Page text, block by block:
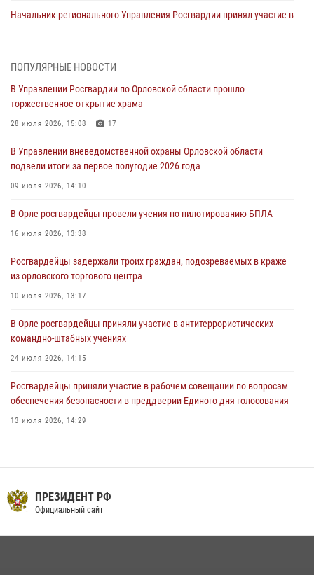
Начальник регионального Управления Росгвардии принял участие в
первое полугодие
05 августа 2026, 13:12
совершении противоправных действий
04 августа 2026, 14:21
04 августа 2026, 14:06
предоставлении госуслуг
03 августа 2026, 14:30
ПОПУЛЯРНЫЕ НОВОСТИ
В Управлении Росгвардии по Орловской области прошло
торжественное открытие храма
28 июля 2026, 15:08 17
В Управлении вневедомственной охраны Орловской области
подвели итоги за первое полугодие 2026 года
09 июля 2026, 14:10
В Орле росгвардейцы провели учения по пилотированию БПЛА
16 июля 2026, 13:38
Росгвардейцы задержали троих граждан, подозреваемых в краже
из орловского торгового центра
10 июля 2026, 13:17
В Орле росгвардейцы приняли участие в антитеррористических
командно-штабных учениях
24 июля 2026, 14:15
Росгвардейцы приняли участие в рабочем совещании по вопросам
обеспечения безопасности в преддверии Единого дня голосования
13 июля 2026, 14:29
16 июля 2026, 13:34
Сотрудники Росгвардии пресекли дебош в орловском кафе
30 июля 2026, 14:27
ПРЕЗИДЕНТ РФ
Официальный сайт